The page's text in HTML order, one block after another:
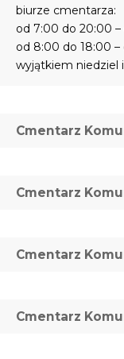
biurze cmentarza:
od 7:00 do 20:00 –
od 8:00 do 18:00 –
wyjątkiem niedziel
Cmentarz
Cmentarz
Cmentarz
Cmentarz